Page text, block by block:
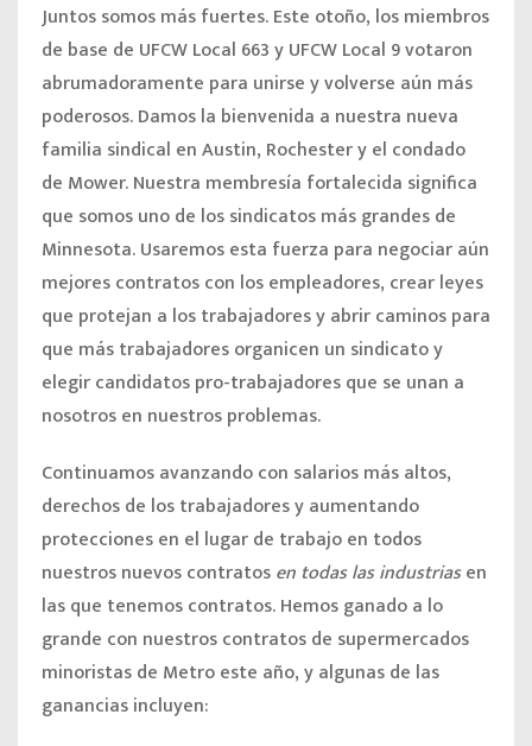
Juntos somos más fuertes. Este otoño, los miembros
de base de UFCW Local 663 y UFCW Local 9 votaron
abrumadoramente para unirsey volverse aún más
poderosos. Damos la bienvenida a nuestra nueva
familia sindical en Austin, Rochester y el condado
de Mower. Nuestra membresía fortalecida significa
que somos uno de los sindicatos más grandes de
Minnesota. Usaremos esta fuerza para negociar aún
mejores contratos con los empleadores, crear leyes
que protejan a los trabajadores y abrir caminos para
que más trabajadores organicen un sindicato y
elegir candidatos pro-trabajadores que se unan a
nosotros en nuestros problemas.
Continuamos avanzando con salarios más altos,
derechos de los trabajadoresy aumentando
protecciones en el lugar de trabajoen todos
nuestros nuevos contratosen todas las industriasen
las que tenemos contratos. Hemos ganado a lo
grande con nuestros contratos de supermercados
minoristas de Metro este año, y algunas de las
ganancias incluyen: